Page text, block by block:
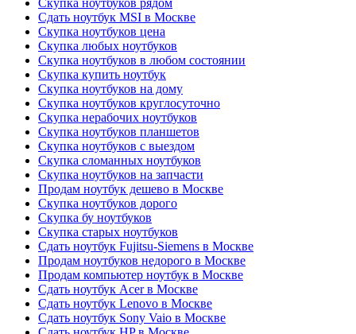
Скупка ноутбуков рядом
Сдать ноутбук MSI в Москве
Скупка ноутбуков цена
Скупка любых ноутбуков
Скупка ноутбуков в любом состоянии
Скупка купить ноутбук
Скупка ноутбуков на дому
Скупка ноутбуков круглосуточно
Скупка нерабочих ноутбуков
Скупка ноутбуков планшетов
Скупка ноутбуков с выездом
Скупка сломанных ноутбуков
Скупка ноутбуков на запчасти
Продам ноутбук дешево в Москве
Скупка ноутбуков дорого
Скупка бу ноутбуков
Скупка старых ноутбуков
Сдать ноутбук Fujitsu-Siemens в Москве
Продам ноутбуков недорого в Москве
Продам компьютер ноутбук в Москве
Сдать ноутбук Acer в Москве
Сдать ноутбук Lenovo в Москве
Сдать ноутбук Sony Vaio в Москве